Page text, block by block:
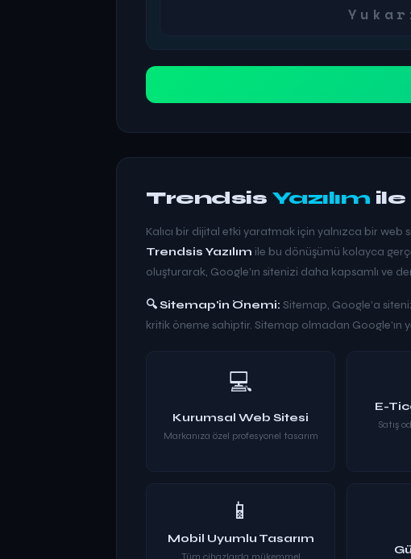
Trendsis Yazılım ile
Kalıcı bir dijital etki yaratmak için yalnızca bir
Trendsis Yazılım ile bu dönüşümü kolayca
oluşturarak, Google'ın sitenizi daha kapsamlı ve
🔍 Sitemap'in Önemi: Sitemap, Google'a
kritik öneme sahiptir. Sitemap olmadan Google'ın
💻
Kurumsal Web Sitesi
Markanıza özel profesyonel tasarım
E-
Satış
📱
Mobil Uyumlu Tasarım
Tüm cihazlarda mükemmel